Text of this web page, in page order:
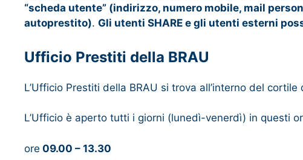
“scheda utente” (indirizzo, numero mobile, mail
autoprestito). Gli utenti SHARE e gli utenti esterni
Ufficio Prestiti della BRAU
L’Ufficio Prestiti della BRAU si trova all’interno del cortile
L’Ufficio è aperto tutti i giorni (lunedì-venerdì) in questi
ore 09.00 – 13.30